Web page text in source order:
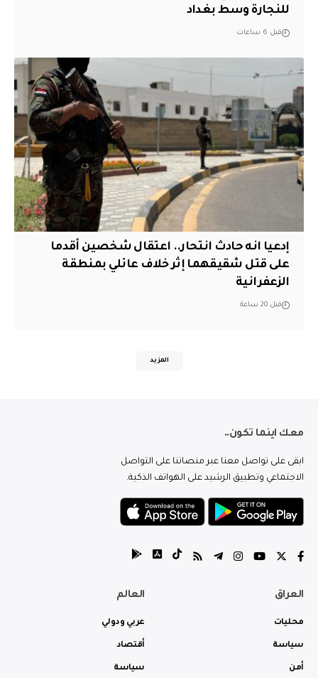
للنجارة وسط بغداد
قبل 6 ساعات
إدعيا انه حادث انتحار.. اعتقال شخصين أقدما
على قتل شقيقهما إثر خلاف عائلي بمنطقة
الزعفرانية
قبل 20 ساعة
المزيد
معك اينما تكون..
ابقى على تواصل معنا عبر منصاتنا على التواصل
الاجتماعي وتطبيق الرشيد على الهواتف الذكية.
العراق
محليات
سياسة
أمن
العالم
عربي ودولي
أقتصاد
سياسة